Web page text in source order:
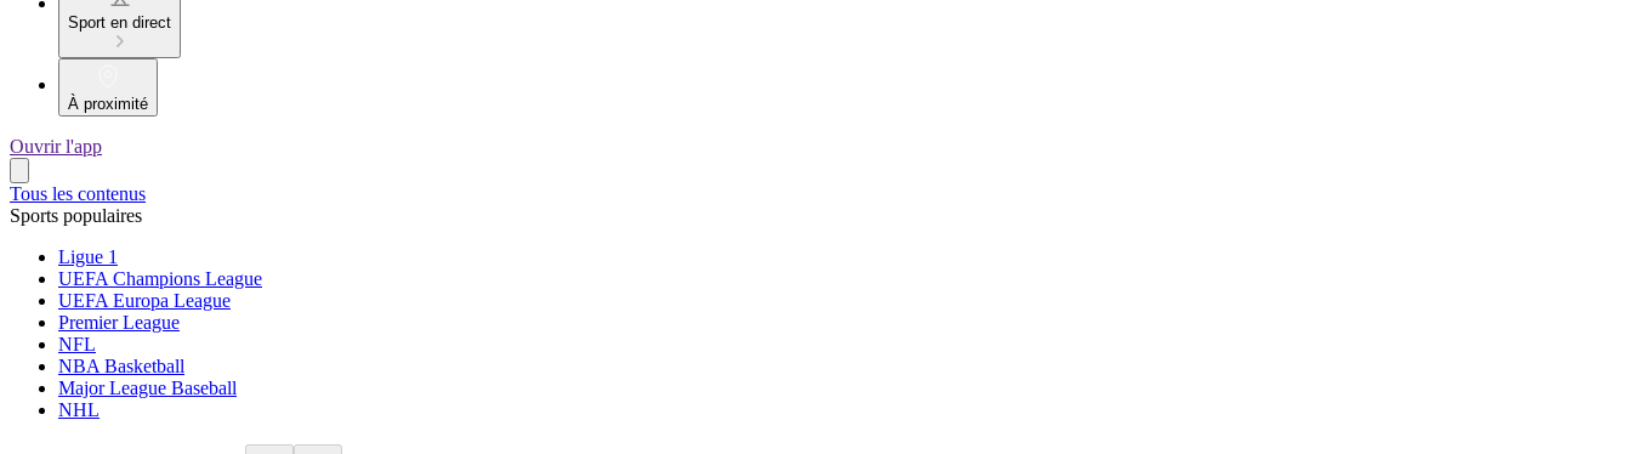
Sport en direct
À proximité
Ouvrir l'app
Tous les contenus
Sports populaires
Ligue 1
UEFA Champions League
UEFA Europa League
Premier League
NFL
NBA Basketball
Major League Baseball
NHL